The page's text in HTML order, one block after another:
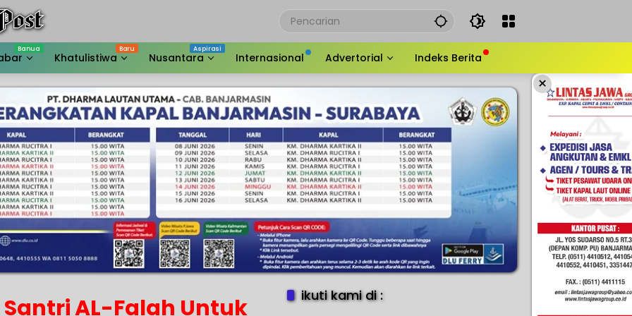
Khatulistiwa Nusantara Internasional Advertorial Indeks Berita
×
AL-Falah Untuk
ikuti kami di :